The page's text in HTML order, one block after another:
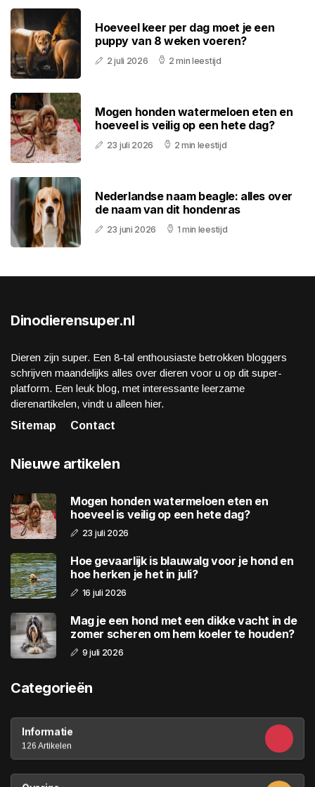
Hoeveel keer per dag moet je een
puppy van 8 weken voeren?
2 juli 2026 2 min leestijd
Mogen honden watermeloen eten en
hoeveel is veilig op een hete dag?
23 juli 2026 2 min leestijd
Nederlandse naam beagle: alles over
de naam van dit hondenras
23 juni 2026 1 min leestijd
Dinodierensuper.nl
Dieren zijn super. Een 8-tal enthousiaste betrokken bloggers
schrijven maandelijks alles over dieren voor u op dit super-
platform. Een leuk blog, met interessante leerzame
dierenartikelen, vindt u alleen hier.
Sitemap
Contact
Nieuwe artikelen
Mogen honden watermeloen eten en
hoeveel is veilig op een hete dag?
23 juli 2026
Hoe gevaarlijk is blauwalg voor je hond en
hoe herken je het in juli?
16 juli 2026
Mag je een hond met een dikke vacht in de
zomer scheren om hem koeler te houden?
9 juli 2026
Categorieën
Informatie
126 Artikelen